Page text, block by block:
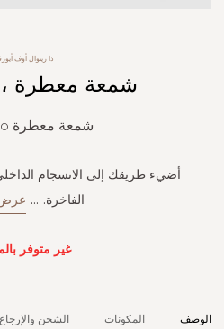
gallery
ذا ريتوال أوف
شمعة معطرة ، 290 جرام
شمعة معطرة 290 جرام
أضيء طريقك إلى الانسجام
الفاخرة. ... عرض
غير متوفر
الوصف المكونات الشحن والإرجاع